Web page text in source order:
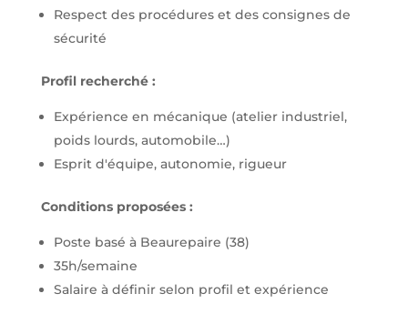
Respect des procédures et des consignes de
sécurité
Profil recherché :
Expérience en mécanique (atelier industriel,
poids lourds, automobile…)
Esprit d'équipe, autonomie, rigueur
Conditions proposées :
Poste basé à Beaurepaire (38)
35h/semaine
Salaire à définir selon profil et expérience